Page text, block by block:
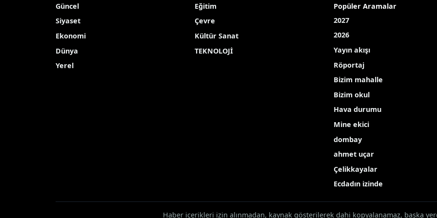
Elazığ’ın Karakoçan ilçesinde dolu yağışı etkili oldu
Yayınlanma Tarihi: 26.04.2026 18:17